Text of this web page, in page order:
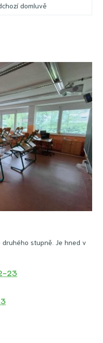
domluvě
stupně. Je hned v
23